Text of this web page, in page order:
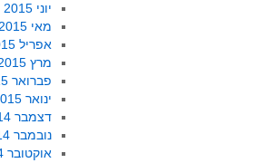
יוני 2015
מאי 2015
אפריל 2015
מרץ 2015
פברואר 2015
ינואר 2015
דצמבר 2014
נובמבר 2014
אוקטובר 2014